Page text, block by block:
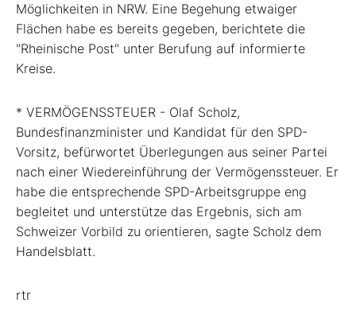
Möglichkeiten in NRW. Eine Begehung etwaiger
Flächen habe es bereits gegeben, berichtete die
"Rheinische Post" unter Berufung auf informierte
Kreise.
* VERMÖGENSSTEUER - Olaf Scholz,
Bundesfinanzminister und Kandidat für den SPD-
Vorsitz, befürwortet Überlegungen aus seiner Partei
nach einer Wiedereinführung der Vermögenssteuer. Er
habe die entsprechende SPD-Arbeitsgruppe eng
begleitet und unterstütze das Ergebnis, sich am
Schweizer Vorbild zu orientieren, sagte Scholz dem
Handelsblatt.
rtr